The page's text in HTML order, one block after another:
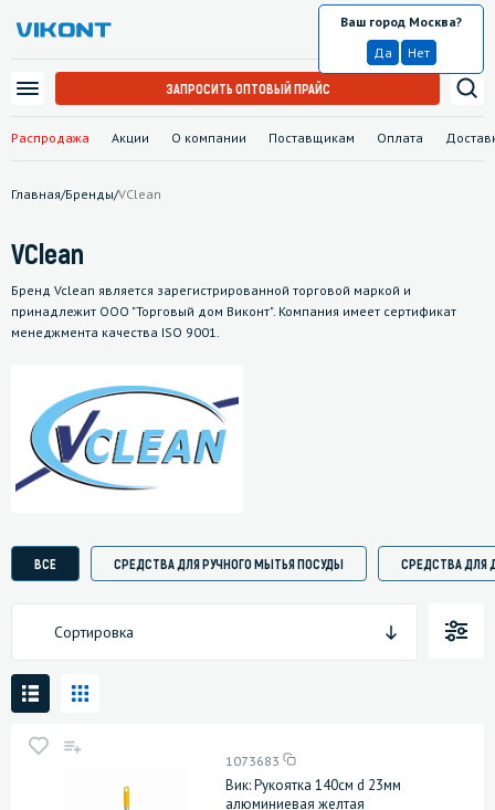
Распродажа Акции О компании Поставщикам Оплата
Москва
Ваш город Москва?
Да
Нет
ЗАПРОСИТЬ ОПТОВЫЙ ПРАЙС
Главная/Бренды/VClean
VClean
Бренд Vclean является зарегистрированной торговой маркой и
принадлежит ООО "Торговый дом Виконт". Компания имеет сертификат
менеджмента качества ISO 9001.
ВСЕ СРЕДСТВА ДЛЯ РУЧНОГО МЫТЬЯ ПОСУДЫ СРЕДСТВА ДЛЯ
Сортировка
1073683
Вик: Рукоятка 140см d 23мм
алюминиевая желтая